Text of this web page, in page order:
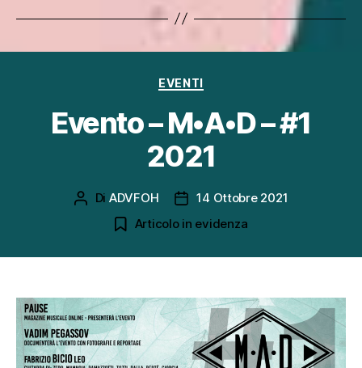
Categorie
EVENTI
Evento – M•A•D – #1
2021
Autore
articolo
Di ADVFOH
Data
dell'articolo
14 Ottobre 2021
Articolo in evidenza
e
c
e
s